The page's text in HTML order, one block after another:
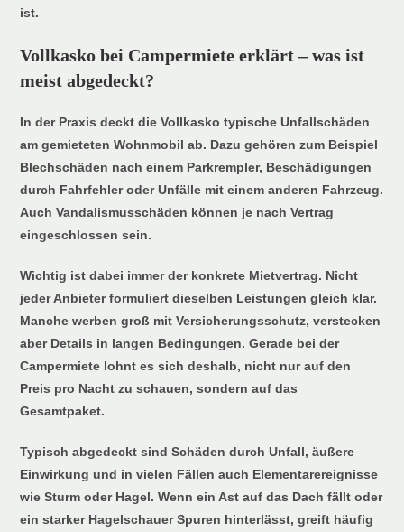
ist.
Vollkasko bei Campermiete erklärt – was ist
meist abgedeckt?
In der Praxis deckt die Vollkasko typische Unfallschäden
am gemieteten Wohnmobil ab. Dazu gehören zum Beispiel
Blechschäden nach einem Parkrempler, Beschädigungen
durch Fahrfehler oder Unfälle mit einem anderen Fahrzeug.
Auch Vandalismusschäden können je nach Vertrag
eingeschlossen sein.
Wichtig ist dabei immer der konkrete Mietvertrag. Nicht
jeder Anbieter formuliert dieselben Leistungen gleich klar.
Manche werben groß mit Versicherungsschutz, verstecken
aber Details in langen Bedingungen. Gerade bei der
Campermiete lohnt es sich deshalb, nicht nur auf den
Preis pro Nacht zu schauen, sondern auf das
Gesamtpaket.
Typisch abgedeckt sind Schäden durch Unfall, äußere
Einwirkung und in vielen Fällen auch Elementarereignisse
wie Sturm oder Hagel. Wenn ein Ast auf das Dach fällt oder
ein starker Hagelschauer Spuren hinterlässt, greift häufig